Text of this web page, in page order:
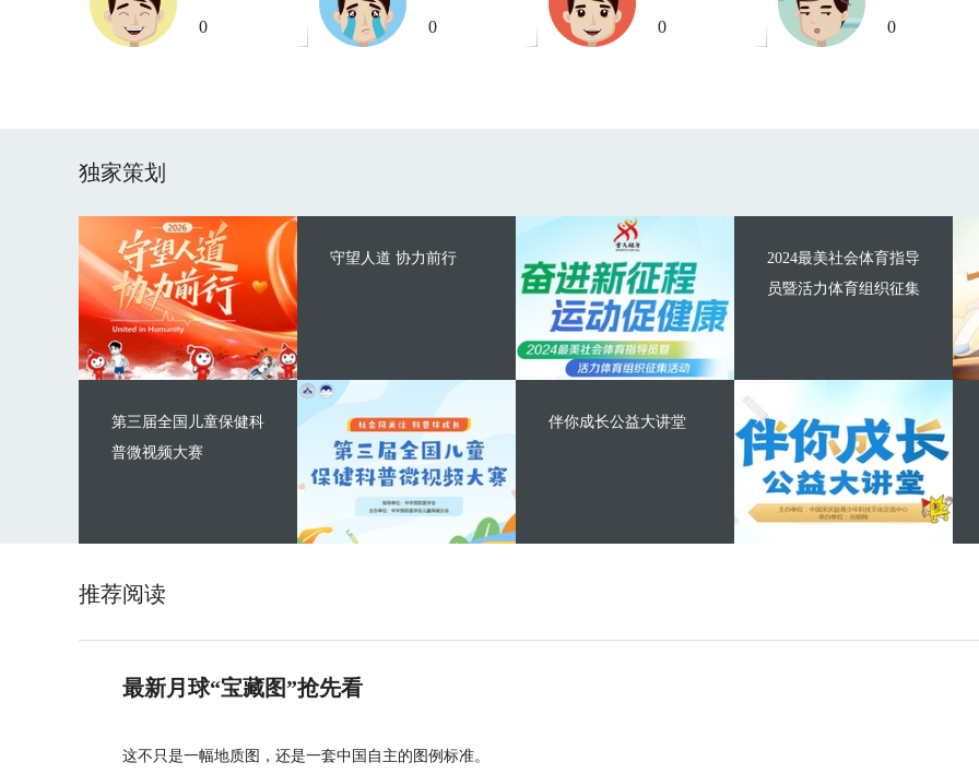
0 0 0 0
独家策划
守望人道 协力前行
第三届全国儿童保健科
普微视频大赛
2024最美社会体育指导
员暨活力体育组织征集
伴你成长公益大讲堂
推荐阅读
最新月球“宝藏图”抢先看
这不只是一幅地质图，还是一套中国自主的图例标准。